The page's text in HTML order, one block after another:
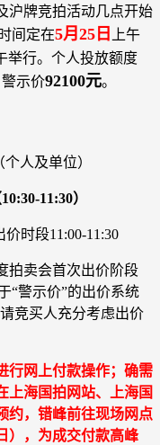
沪牌竞拍活动几点开始
间定在5月25日
上午
举行。个人投放额度
示价92100元。
11:30）
时段11:00-11:30
拍卖会首次出价阶段
“警示价”的出价系统
竞买人充分考虑出价
行网上付款操作；确需
上海国拍网站、上海国
约，错峰前往现场网点
），为成交付款高峰